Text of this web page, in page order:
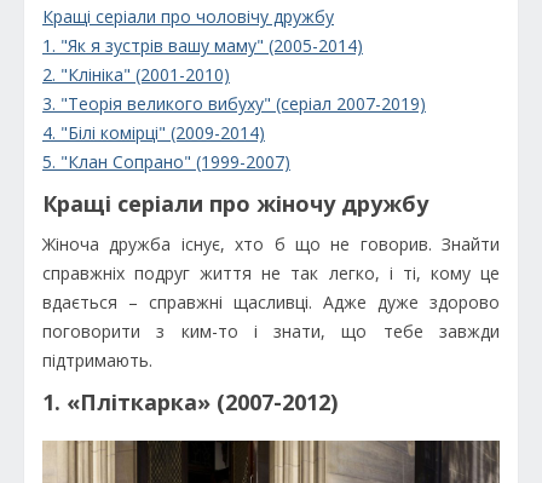
Кращі серіали про чоловічу дружбу
1. "Як я зустрів вашу маму" (2005-2014)
2. "Клініка" (2001-2010)
3. "Теорія великого вибуху" (серіал 2007-2019)
4. "Білі комірці" (2009-2014)
5. "Клан Сопрано" (1999-2007)
Кращі серіали про жіночу дружбу
Жіноча дружба існує, хто б що не говорив. Знайти
справжніх подруг життя не так легко, і ті, кому це
вдається – справжні щасливці. Адже дуже здорово
поговорити з ким-то і знати, що тебе завжди
підтримають.
1. «Пліткарка» (2007-2012)